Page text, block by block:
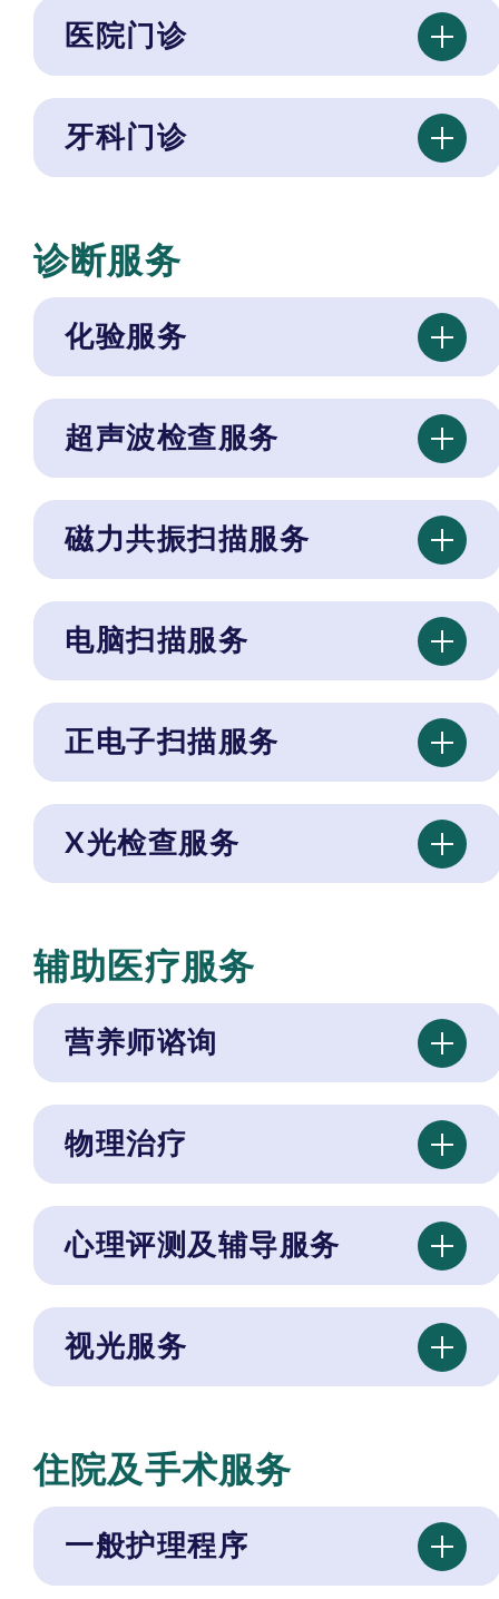
医院门诊
牙科门诊
诊断服务
化验服务
超声波检查服务
磁力共振扫描服务
电脑扫描服务
正电子扫描服务
X光检查服务
辅助医疗服务
营养师谘询
物理治疗
心理评测及辅导服务
视光服务
住院及手术服务
一般护理程序